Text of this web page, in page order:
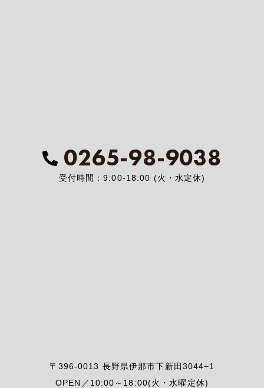
0265-98-9038
受付時間：9:00-18:00 (火・水定休)
〒396-0013 長野県伊那市下新田3044−1
OPEN／10:00～18:00(火・水曜定休)